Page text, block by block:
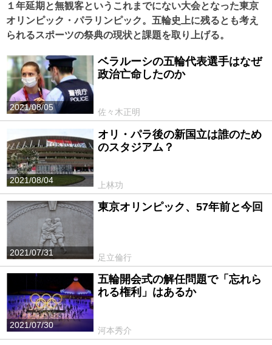
１年延期と無観客というこれまでにない大会となった東京
オリンピック・パラリンピック。五輪史上に残るとも考え
られるスポーツの祭典の現状と課題を取り上げる。
2021/08/05
ベラルーシの五輪代表選手はなぜ
政治亡命したのか
佐々木正明
2021/08/04
オリ・パラ後の新国立は誰のため
のスタジアム？
上林功
2021/07/31
東京オリンピック、57年前と今回
足立倫行
2021/07/30
五輪開会式の解任問題で「忘れら
れる権利」はあるか
河本秀介